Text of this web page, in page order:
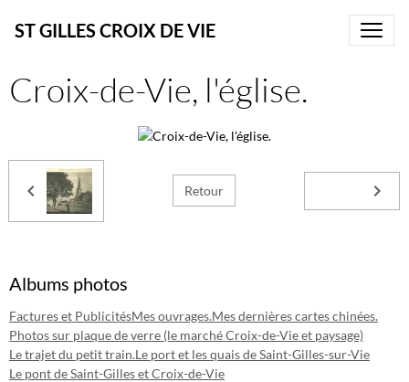
ST GILLES CROIX DE VIE
Croix-de-Vie, l'église.
Retour
Albums photos
Factures et PublicitésMes ouvrages.Mes dernières cartes chinées.
Photos sur plaque de verre (le marché Croix-de-Vie et paysage)
Le trajet du petit train.Le port et les quais de Saint-Gilles-sur-Vie
Le pont de Saint-Gilles et Croix-de-Vie